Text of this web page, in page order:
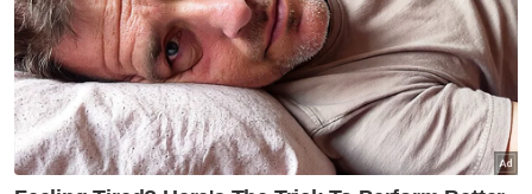
"Kami perlu membina satu asas yang amat
kukuh, saya perlu lebih mengetahui
mengenai sifat dan keupayaan pemain dalam
keadaan tertentu. Saya tidak terlalu fokus
untuk memenangi perlawanan esok tetapi
untuk memaksimumkannya sebagai